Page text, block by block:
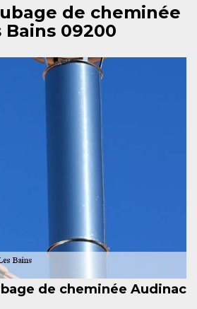
de cheminée
09200
de cheminée Audinac